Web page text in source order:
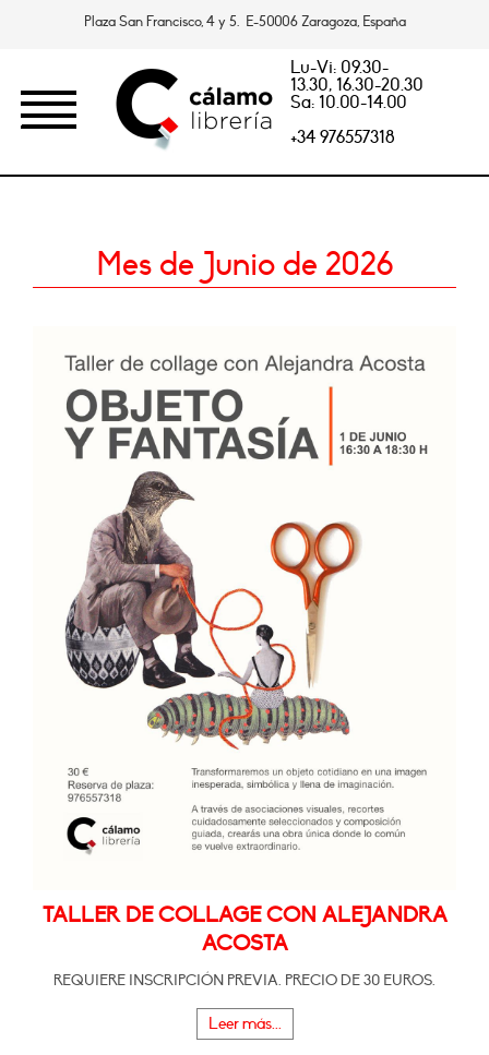
Plaza San Francisco, 4 y 5. E-50006 Zaragoza, España
Lu-Vi: 09.30-
13.30, 16.30-20.30
Sa: 10.00-14.00
+34 976557318
Mes de Junio de 2026
TALLER DE COLLAGE CON ALEJANDRA
ACOSTA
REQUIERE INSCRIPCIÓN PREVIA. PRECIO DE 30 EUROS.
Leer más...